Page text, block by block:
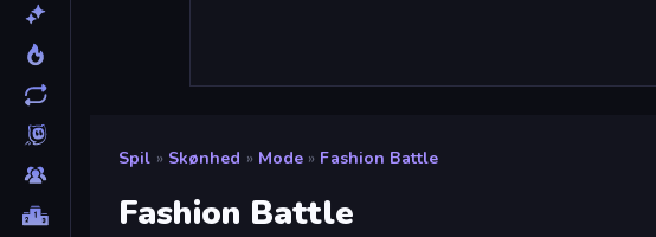
Spil » Skønhed » Mode » Fashion Battle
Fashion Battle